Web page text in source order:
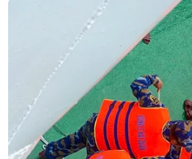
dịp Tết Nguyên đán
22/01/2025 14:58
Thủ tướng Chính phủ yêu
phương tăng cường bảo
Tết Nguyên đán và Lễ hội